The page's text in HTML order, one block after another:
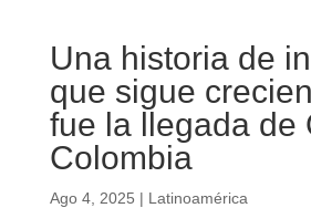
Una historia de
que sigue
fue la llegada de
Colombia
Ago 4, 2025 | Latinoamérica